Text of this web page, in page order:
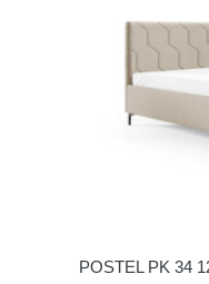
POSTEL PK 34